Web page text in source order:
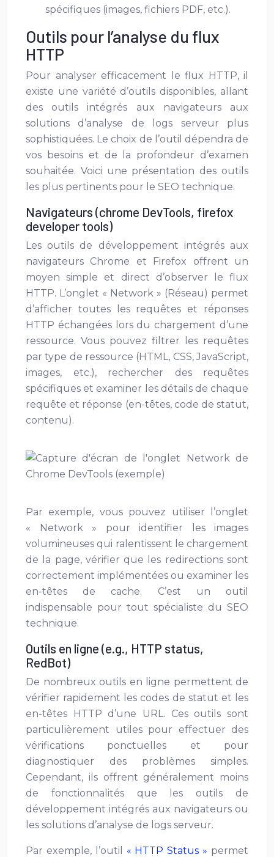
spécifiques (images, fichiers PDF, etc.).
Outils pour l’analyse du flux
HTTP
Pour analyser efficacement le flux HTTP, il
existe une variété d’outils disponibles, allant
des outils intégrés aux navigateurs aux
solutions d’analyse de logs serveur plus
sophistiquées. Le choix de l’outil dépendra de
vos besoins et de la profondeur d’examen
souhaitée. Voici une présentation des outils
les plus pertinents pour le SEO technique.
Navigateurs (chrome DevTools, firefox
developer tools)
Les outils de développement intégrés aux
navigateurs Chrome et Firefox offrent un
moyen simple et direct d’observer le flux
HTTP. L’onglet « Network » (Réseau) permet
d’afficher toutes les requêtes et réponses
HTTP échangées lors du chargement d’une
ressource. Vous pouvez filtrer les requêtes
par type de ressource (HTML, CSS, JavaScript,
images, etc.), rechercher des requêtes
spécifiques et examiner les détails de chaque
requête et réponse (en-têtes, code de statut,
contenu).
Par exemple, vous pouvez utiliser l’onglet
« Network » pour identifier les images
volumineuses qui ralentissent le chargement
de la page, vérifier que les redirections sont
correctement implémentées ou examiner les
en-têtes de cache. C’est un outil
indispensable pour tout spécialiste du SEO
technique.
Outils en ligne (e.g., HTTP status,
RedBot)
De nombreux outils en ligne permettent de
vérifier rapidement les codes de statut et les
en-têtes HTTP d’une URL. Ces outils sont
particulièrement utiles pour effectuer des
vérifications ponctuelles et pour
diagnostiquer des problèmes simples.
Cependant, ils offrent généralement moins
de fonctionnalités que les outils de
développement intégrés aux navigateurs ou
les solutions d’analyse de logs serveur.
Par exemple, l’outil « HTTP Status » permet